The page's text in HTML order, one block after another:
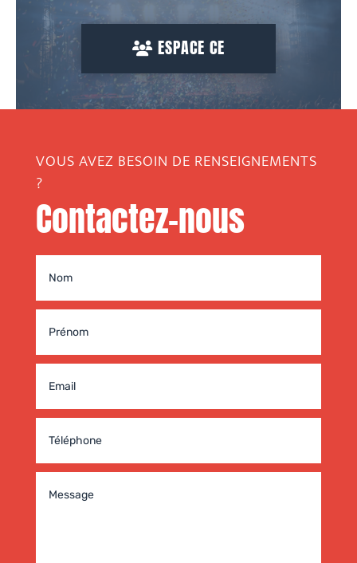
ESPACE CE
VOUS AVEZ BESOIN DE RENSEIGNEMENTS
?
Contactez-nous